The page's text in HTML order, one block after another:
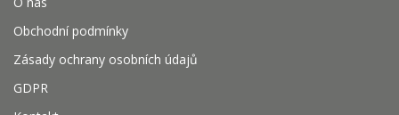
Obchodní podmínky
Zásady ochrany osobních údajů
GDPR